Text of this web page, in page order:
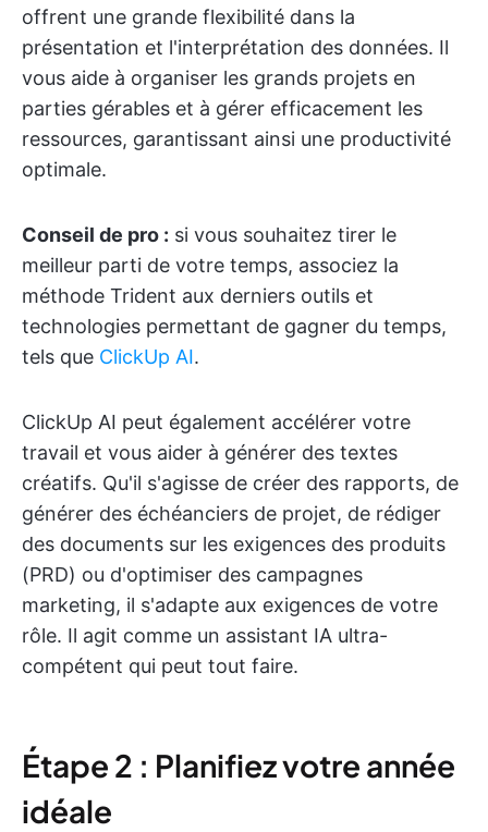
offrent une grande flexibilité dans la
présentation et l'interprétation des données. Il
vous aide à organiser les grands projets en
parties gérables et à gérer efficacement les
ressources, garantissant ainsi une productivité
optimale.
Conseil de pro : si vous souhaitez tirer le
meilleur parti de votre temps, associez la
méthode Trident aux derniers outils et
technologies permettant de gagner du temps,
tels que ClickUp AI.
ClickUp AI peut également accélérer votre
travail et vous aider à générer des textes
créatifs. Qu'il s'agisse de créer des rapports, de
générer des échéanciers de projet, de rédiger
des documents sur les exigences des produits
(PRD) ou d'optimiser des campagnes
marketing, il s'adapte aux exigences de votre
rôle. Il agit comme un assistant IA ultra-
compétent qui peut tout faire.
Étape 2 : Planifiez votre année
idéale